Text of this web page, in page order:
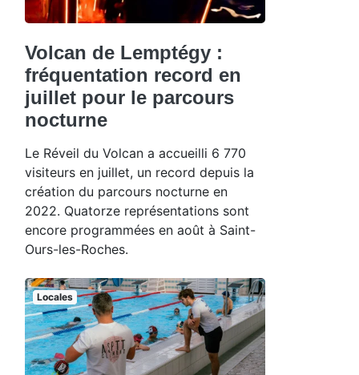
Volcan de Lemptégy :
fréquentation record en
juillet pour le parcours
nocturne
Le Réveil du Volcan a accueilli 6 770
visiteurs en juillet, un record depuis la
création du parcours nocturne en
2022. Quatorze représentations sont
encore programmées en août à Saint-
Ours-les-Roches.
Locales